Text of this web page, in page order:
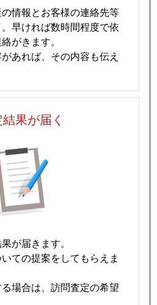
情報とお客様の連絡先等
早ければ数時間程度で依
がきます。
あれば、その内容も伝え
果が届く
が届きます。
ての提案をしてもらえま
場合は、訪問査定の希望